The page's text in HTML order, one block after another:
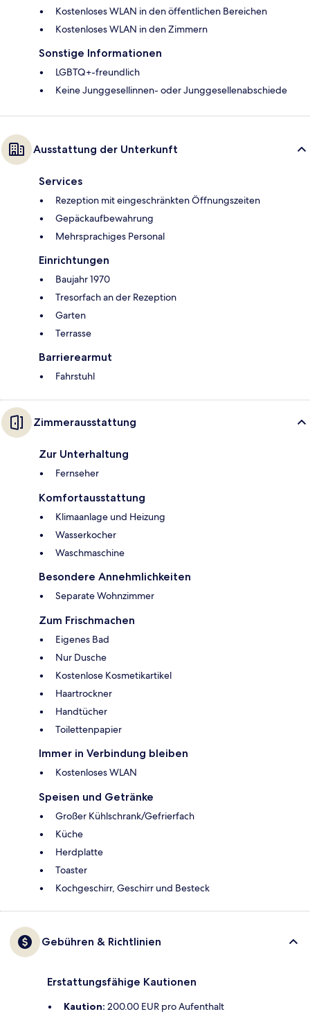
Kostenloses WLAN in den öffentlichen Bereichen
Kostenloses WLAN in den Zimmern
Sonstige Informationen
LGBTQ+-freundlich
Keine Junggesellinnen- oder Junggesellenabschiede
Ausstattung der Unterkunft
Services
Rezeption mit eingeschränkten Öffnungszeiten
Gepäckaufbewahrung
Mehrsprachiges Personal
Einrichtungen
Baujahr 1970
Tresorfach an der Rezeption
Garten
Terrasse
Barrierearmut
Fahrstuhl
Zimmerausstattung
Zur Unterhaltung
Fernseher
Komfortausstattung
Klimaanlage und Heizung
Wasserkocher
Waschmaschine
Besondere Annehmlichkeiten
Separate Wohnzimmer
Zum Frischmachen
Eigenes Bad
Nur Dusche
Kostenlose Kosmetikartikel
Haartrockner
Handtücher
Toilettenpapier
Immer in Verbindung bleiben
Kostenloses WLAN
Speisen und Getränke
Großer Kühlschrank/Gefrierfach
Küche
Herdplatte
Toaster
Kochgeschirr, Geschirr und Besteck
Gebühren & Richtlinien
Erstattungsfähige Kautionen
Kaution: 200.00 EUR pro Aufenthalt